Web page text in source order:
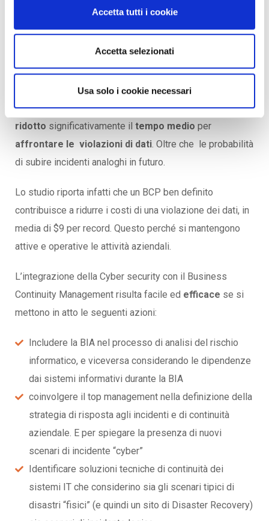
Accetta tutti i cookie
Accetta selezionati
Usa solo i cookie necessari
Integrare Business Continuity e
Cyber Security
Un recente studio condotto dal Ponemon Institute sul
costo dei data breach, evidenzia come le
organizzazioni che associano la Cyber
Security al Business Continuity Management,hanno
ridotto significativamente il tempo medio per
affrontare le violazioni di dati . Oltre che le probabilità
di subire incidenti analoghi in futuro.
Lo studio riporta infatti che un BCP ben definito
contribuisce a ridurre i costi di una violazione dei dati, in
media di $9 per record. Questo perché si mantengono
attive e operative le attività aziendali.
L’integrazione della Cyber security con il Business
Continuity Management risulta facile ed efficace se si
mettono in atto le seguenti azioni:
Includere la BIA nel processo di analisi del rischio
informatico, e viceversa considerando le dipendenze
dai sistemi informativi durante la BIA
coinvolgere il top management nella definizione della
strategia di risposta agli incidenti e di continuità
aziendale. E per spiegare la presenza di nuovi
scenari di incidente “cyber”
Identificare soluzioni tecniche di continuità dei
sistemi IT che considerino sia gli scenari tipici di
disastri “fisici” (e quindi un sito di Disaster Recovery)